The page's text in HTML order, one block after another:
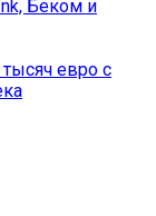
Беком и
евро с